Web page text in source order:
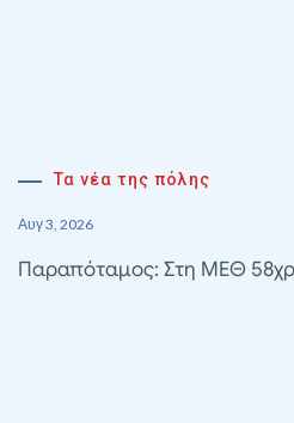
Τα νέα της πόλης
Αυγ 3, 2026
Παραπόταμος: Στη ΜΕΘ